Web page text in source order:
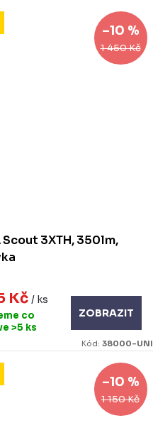
1 450 Kč
–10 %
Scout 3XTH, 350lm,
Kč/ ks
co
>5 ks
ZOBRAZIT
Kód: 38000-UNI
1 150 Kč
–10 %